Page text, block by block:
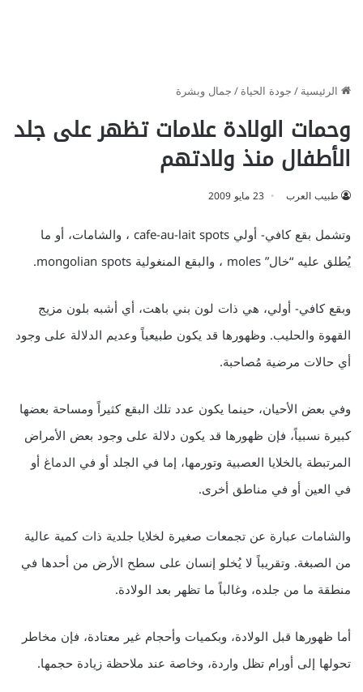
الرئيسية/جودة الحياة/جمال وبشرة
وحمات الولادة علامات تظهر على جلد
الأطفال منذ ولادتهم
طبيب العرب 23 مايو 2009
وتشمل بقع كافي- أولي cafe-au-lait spots ، والشامات، أو ما
يُطلق عليه “خال” moles ، والبقع المنغولية mongolian spots.
وبقع كافي- أولي، هي ذات لون بني باهت، أي أشبه بلون مزيج
القهوة والحليب. وظهورها قد يكون طبيعياً وعديم الدلالة على وجود
أي حالات مرضية مُصاحبة.
وفي بعض الأحيان، حينما يكون عدد تلك البقع كثيراً ومساحة بعضها
كبيرة نسبياً، فإن ظهورها قد يكون دلالة على وجود بعض الأمراض
المرتبطة بالخلايا العصبية وتورمها، إما في الجلد أو في الدماغ أو
في العين أو في مناطق أخرى.
والشامات عبارة عن تجمعات صغيرة لخلايا جلدية ذات كمية عالية
من الصبغة. وتقريباً لا يُخلو إنسان على سطح الأرض من أحدها في
منطقة ما من جلده، وغالباً ما تظهر بعد الولادة.
أما ظهورها قبل الولادة، وبكميات وأحجام غير معتادة، فإن مخاطر
تحولها إلى أورام تظل واردة، وخاصة عند ملاحظة زيادة حجمها.